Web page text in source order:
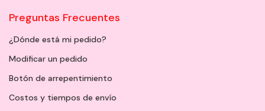
Preguntas Frecuentes
¿Dónde está mi pedido?
Modificar un pedido
Botón de arrepentimiento
Costos y tiempos de envío